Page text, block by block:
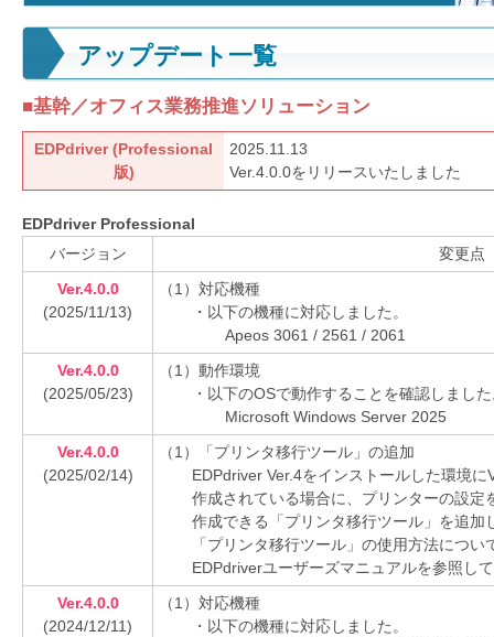
化
と
コ
ス
ト
削
減
を
援
アップデート一覧
■基幹／オフィス業務推進ソリューション
EDPdriver (Professional
版)
2025.11.13
Ver.4.0.0をリリースいたしました
EDPdriver Professional
バージョン
変更点
Ver.4.0.0
(2025/11/13)
（1）対応機種
・以下の機種に対応しました。
Apeos 3061 / 2561 / 2061
Ver.4.0.0
(2025/05/23)
（1）動作環境
・以下のOSで動作することを確認しまし
Microsoft Windows Server 2025
Ver.4.0.0
(2025/02/14)
（1）「プリンタ移行ツール」の追加
EDPdriver Ver.4をインストールした環境に
作成されている場合に、プリンターの設定
作成できる「プリンタ移行ツール」を追加
「プリンタ移行ツール」の使用方法につい
EDPdriverユーザーズマニュアルを参照し
Ver.4.0.0
(2024/12/11)
（1）対応機種
・以下の機種に対応しました。